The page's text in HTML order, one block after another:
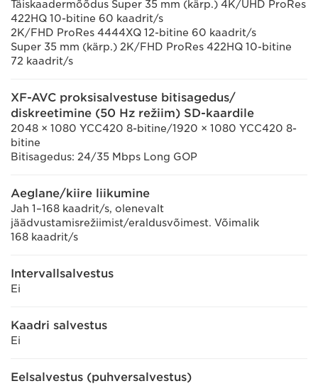
Täiskaadermõõdus Super 35 mm (kärp.) 4K/UHD ProRes
422HQ 10-bitine 60 kaadrit/s
2K/FHD ProRes 4444XQ 12-bitine 60 kaadrit/s
Super 35 mm (kärp.) 2K/FHD ProRes 422HQ 10-bitine
72 kaadrit/s
XF-AVC proksisalvestuse bitisagedus/
diskreetimine (50 Hz režiim) SD-kaardile
2048 × 1080 YCC420 8-bitine/1920 × 1080 YCC420 8-
bitine
Bitisagedus: 24/35 Mbps Long GOP
Aeglane/kiire liikumine
Jah 1–168 kaadrit/s, olenevalt
jäädvustamisrežiimist/eraldusvõimest. Võimalik
168 kaadrit/s
Intervallsalvestus
Ei
Kaadri salvestus
Ei
Eelsalvestus (puhversalvestus)